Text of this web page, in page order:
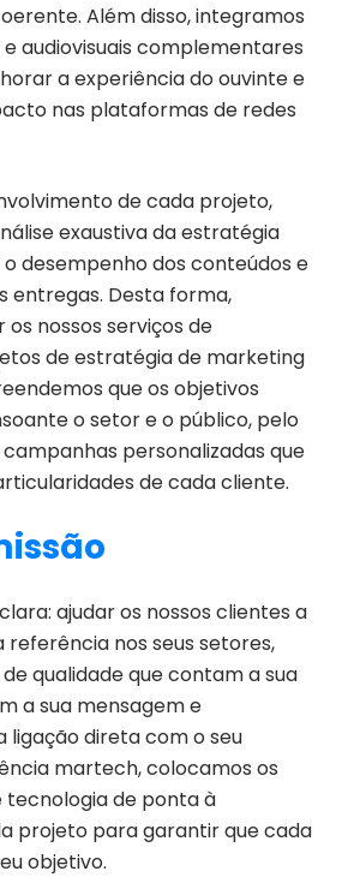
Além disso, integramos
audiovisuais complementares
a experiência do ouvinte e
nas plataformas de redes
de cada projeto,
exaustiva da estratégia
desempenho dos conteúdos e
entregas. Desta forma,
nossos serviços de
de estratégia de marketing
que os objetivos
o setor e o público, pelo
personalizadas que
de cada cliente.
ajudar os nossos clientes a
nos seus setores,
qualidade que contam a sua
a sua mensagem e
ligação direta com o seu
martech, colocamos os
tecnologia de ponta à
projeto para garantir que cada
objetivo.